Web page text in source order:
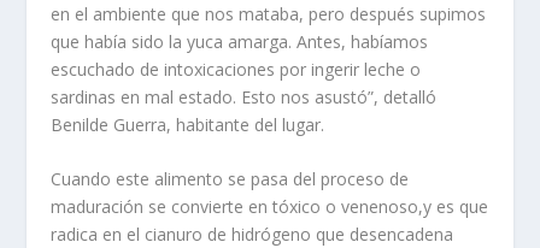
en el ambiente que nos mataba, pero después supimos
que había sido la yuca amarga. Antes, habíamos
escuchado de intoxicaciones por ingerir leche o
sardinas en mal estado. Esto nos asustó”, detalló
Benilde Guerra, habitante del lugar.
Cuando este alimento se pasa del proceso de
maduración se convierte en tóxico o venenoso,y es que
radica en el cianuro de hidrógeno que desencadena